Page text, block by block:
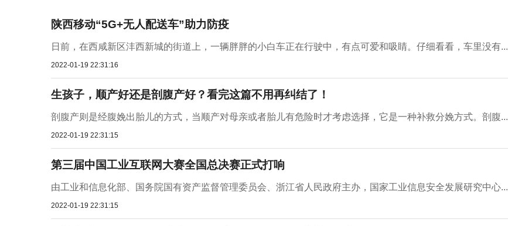
陕西移动“5G+无人配送车”助力防疫
日前，在西咸新区沣西新城的街道上，一辆胖胖的小白车正在行驶中，有点可爱和吸睛。仔细看看，车里没有...
2022-01-19 22:31:16
生孩子，顺产好还是剖腹产好？看完这篇不用再纠结了！
剖腹产则是经腹娩出胎儿的方式，当顺产对母亲或者胎儿有危险时才考虑选择，它是一种补救分娩方式。剖腹...
2022-01-19 22:31:15
​第三届中国工业互联网大赛全国总决赛正式打响
由工业和信息化部、国务院国有资产监督管理委员会、浙江省人民政府主办，国家工业信息安全发展研究中心...
2022-01-19 22:31:15